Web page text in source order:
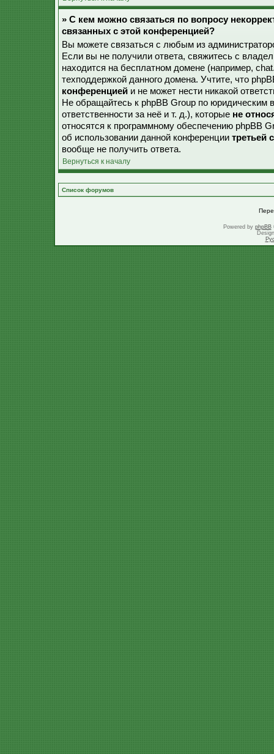
» С кем можно связаться по вопросу
связанных с этой конференцией?
Вы можете связаться с любым из
Если вы не получили ответа, свяжитесь с
находится на бесплатном домене (например,
техподдержкой данного домена. Учтите, что
конференцией и не может нести никакой
Не обращайтесь к phpBB Group по юридическим
ответственности за неё и т. д.), которые не
относятся к программному обеспечению phpBB
об использовании данной конференции третьей
вообще не получить ответа.
Вернуться к началу
Список форумов
Powered by phpBB